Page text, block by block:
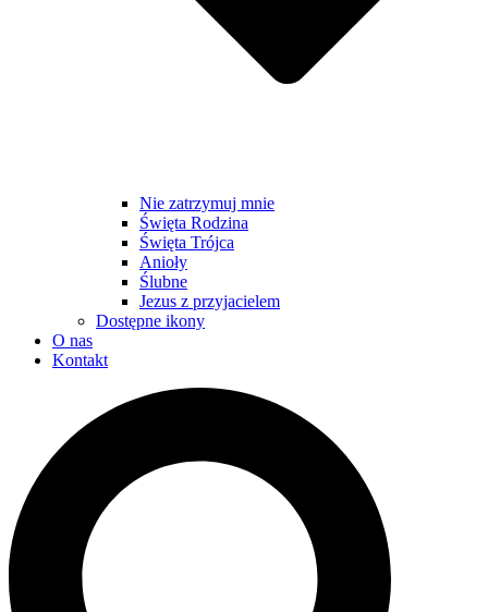
Nie zatrzymuj mnie
Święta Rodzina
Święta Trójca
Anioły
Ślubne
Jezus z przyjacielem
Dostępne ikony
O nas
Kontakt